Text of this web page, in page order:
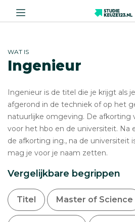
WAT IS
Ingenieur
Ingenieur is de titel die je krijgt als
afgerond in de techniek of op het
natuurlijke omgeving. De afkorting
voor het hbo en de universiteit. Na
de afkorting ing., na de universiteit
mag je voor je naam zetten.
Vergelijkbare begrippen
Titel Master of Science